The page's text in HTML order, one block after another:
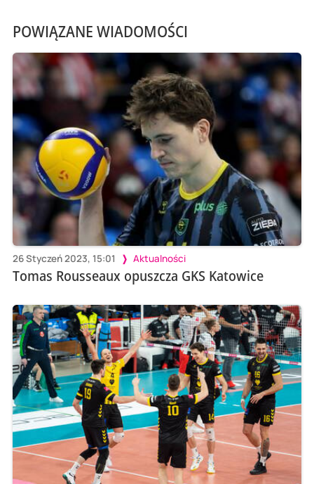
POWIĄZANE WIADOMOŚCI
26 Styczeń 2023, 15:01 Aktualności
Tomas Rousseaux opuszcza GKS Katowice